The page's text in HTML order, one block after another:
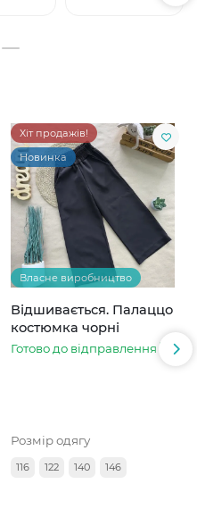
Хіт продажів!
Новинка
Власне виробництво
Відшивається. Палаццо
костюмка чорні
Готово до відправлення
Розмір одягу
116 122 140 146